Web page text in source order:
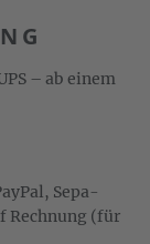
– ab einem
Sepa-
Rechnung (für